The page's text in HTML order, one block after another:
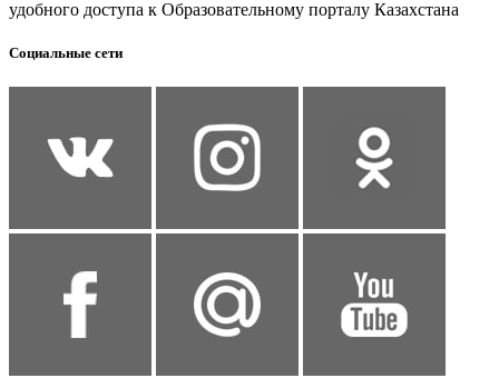
удобного доступа к Образовательному порталу Казахстана
Социальные сети